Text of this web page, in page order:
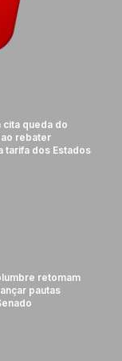
cita queda do
rebater
tarifa dos Estados
retomam
pautas